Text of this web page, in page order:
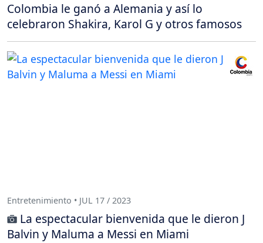
Colombia le ganó a Alemania y así lo
celebraron Shakira, Karol G y otros famosos
Entretenimiento • JUL 17 / 2023
La espectacular bienvenida que le dieron J
Balvin y Maluma a Messi en Miami